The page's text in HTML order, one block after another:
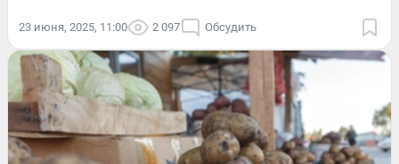
23 июня, 2025, 11:00 2 097 Обсудить